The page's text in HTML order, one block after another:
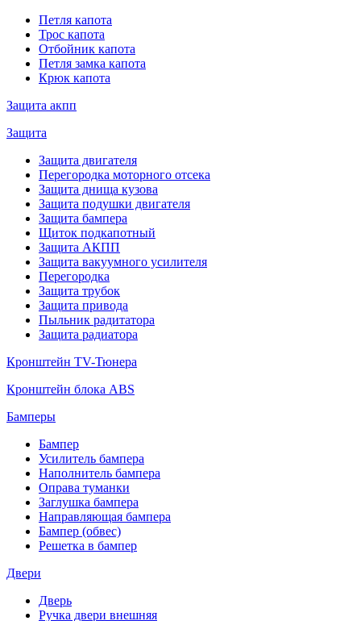
Петля капота
Трос капота
Отбойник капота
Петля замка капота
Крюк капота
Защита акпп
Защита
Защита двигателя
Перегородка моторного отсека
Защита днища кузова
Защита подушки двигателя
Защита бампера
Щиток подкапотный
Защита АКПП
Защита вакуумного усилителя
Перегородка
Защита трубок
Защита привода
Пыльник радитатора
Защита радиатора
Кронштейн TV-Тюнера
Кронштейн блока ABS
Бамперы
Бампер
Усилитель бампера
Наполнитель бампера
Оправа туманки
Заглушка бампера
Направляющая бампера
Бампер (обвес)
Решетка в бампер
Двери
Дверь
Ручка двери внешняя